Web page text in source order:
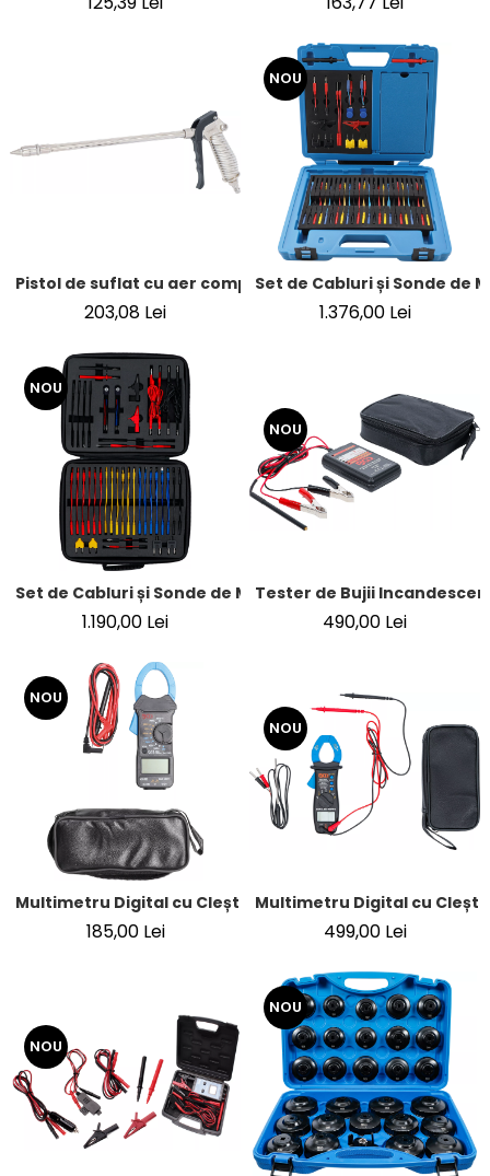
Pistol de suflat cu aer comprimat de putere mare cu
203,08 Lei
NOU
Set de Cabluri și Sonde de
1.376,00 Lei
NOU
Set de Cabluri și Sonde de Măsurare | 92 piese
1.190,00 Lei
NOU
Tester de Bujii
490,00 Lei
NOU
Multimetru Digital cu Clești BGS Technic
185,00 Lei
NOU
Multimetru Digital cu Clește
499,00 Lei
NOU
NOU